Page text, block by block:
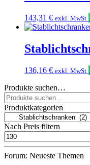
143,31 € exkl. MwSt
136,16 € exkl. MwSt
Produkte suchen…
Suchen
nach:
Produktkategorien
Nach Preis filtern
Min.
Preis
Forum: Neueste Themen